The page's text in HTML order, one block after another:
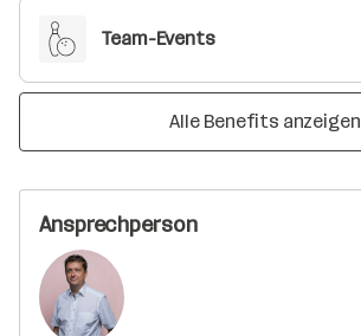
Team-Events
Alle Benefits anzeigen
Ansprechperson